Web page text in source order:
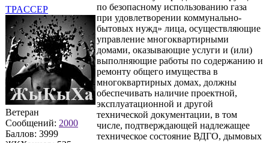
TPACCEP
Ветеран
Сообщений: 2000
Баллов: 3999
по безопасному использованию газа
при удовлетворении коммунально-
бытовых нужд» лица, осуществляющие
управление многоквартирными
домами, оказывающие услуги и (или)
выполняющие работы по содержанию и
ремонту общего имущества в
многоквартирных домах, должны
обеспечивать наличие проектной,
эксплуатационной и другой
технической документации, в том
числе, подтверждающей надлежащее
техническое состояние ВДГО, дымовых